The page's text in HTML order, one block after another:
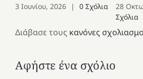
3 Ιουνίου, 2026 | 0 Σχόλια 28
Σχόλια
Διάβασε τους κανόνες
Αφήστε ένα σχόλιο